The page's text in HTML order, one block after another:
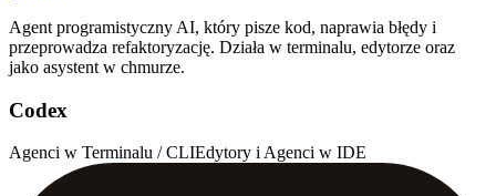
Agent programistyczny AI, który pisze kod, naprawia błędy i
przeprowadza refaktoryzację. Działa w terminalu, edytorze oraz
jako asystent w chmurze.
Codex
Agenci w Terminalu / CLIEdytory i Agenci w IDE